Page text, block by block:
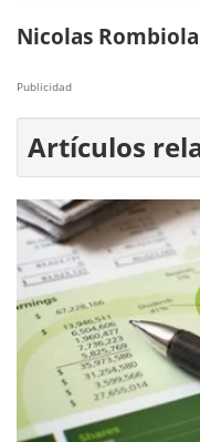
Nicolas Rombiola
Publicidad
Artículos